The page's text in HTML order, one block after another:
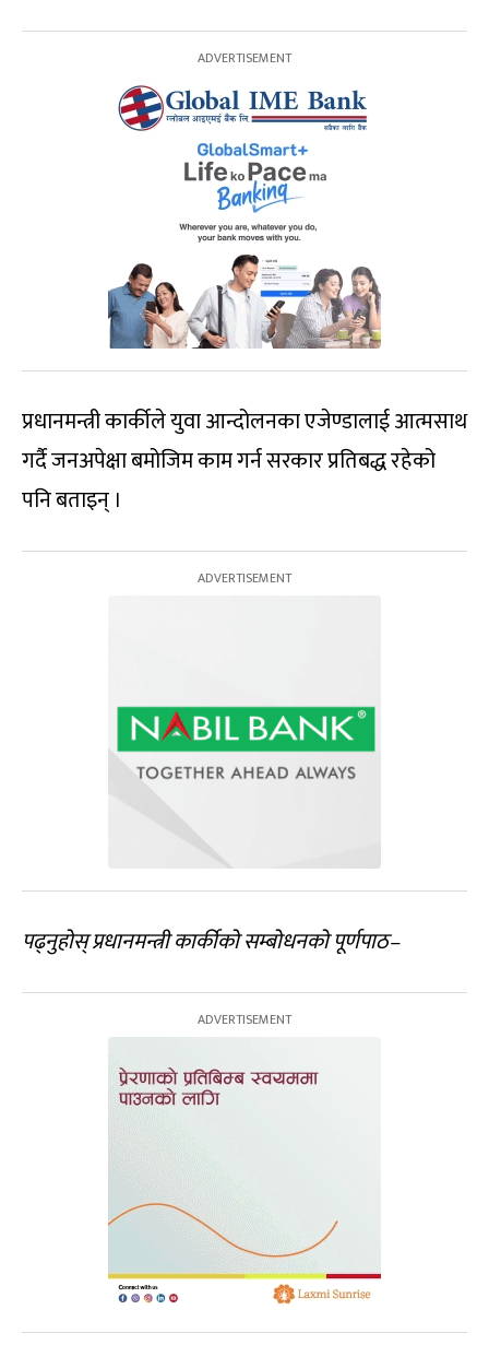
प्रधानमन्त्री कार्कीले युवा आन्दोलनका एजेण्डालाई आत्मसाथ
गर्दै जनअपेक्षा बमोजिम काम गर्न सरकार प्रतिबद्ध रहेको
पनि बताइन् ।
पढ्नुहोस् प्रधानमन्त्री कार्कीको सम्बोधनको पूर्णपाठ–